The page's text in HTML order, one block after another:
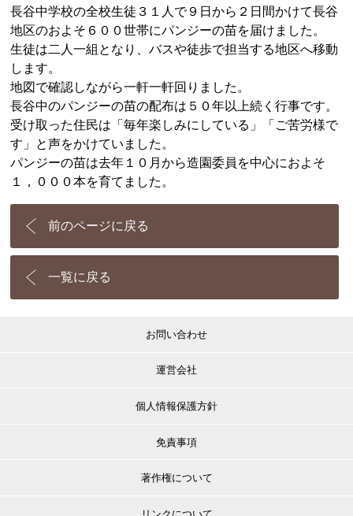
長谷中学校の全校生徒３１人で９日から２日間かけて長谷
地区のおよそ６００世帯にパンジーの苗を届けました。
生徒は二人一組となり、バスや徒歩で担当する地区へ移動
します。
地図で確認しながら一軒一軒回りました。
長谷中のパンジーの苗の配布は５０年以上続く行事です。
受け取った住民は「毎年楽しみにしている」「ご苦労様で
す」と声をかけていました。
パンジーの苗は去年１０月から造園委員を中心におよそ
１，０００本を育てました。
前のページに戻る
一覧に戻る
お問い合わせ
運営会社
個人情報保護方針
免責事項
著作権について